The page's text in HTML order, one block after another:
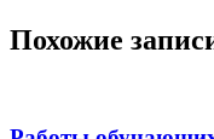
Похожие